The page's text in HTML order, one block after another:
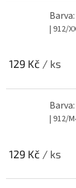
| 912/
129 Kč / ks
| 912/
129 Kč / ks